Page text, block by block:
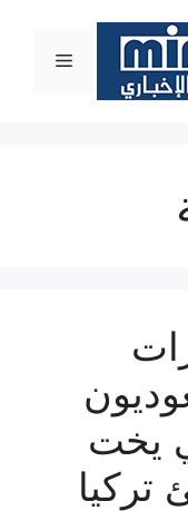
القائمة
يخت